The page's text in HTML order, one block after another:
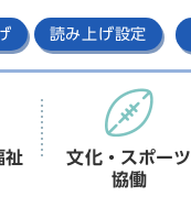
読み上げ設定
祉
文化・スポーツ
協働